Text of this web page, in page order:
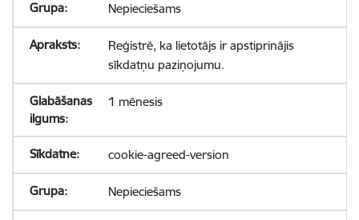
Nepieciešams
Reģistrē, ka lietotājs ir apstiprinājis
sīkdatņu paziņojumu.
1 mēnesis
cookie-agreed-version
Nepieciešams